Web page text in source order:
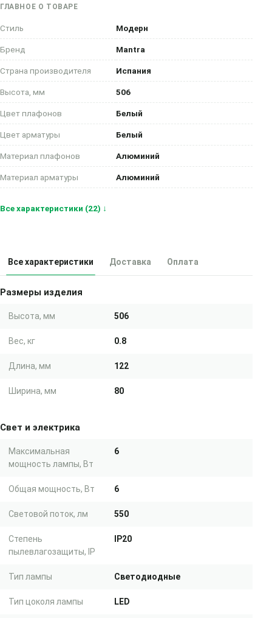
ГЛАВНОЕ О ТОВАРЕ
Стиль Модерн
Бренд Mantra
Страна производителя Испания
Высота, мм 506
Цвет плафонов Белый
Цвет арматуры Белый
Материал плафонов Алюминий
Материал арматуры Алюминий
Все характеристики (22) ↓
Все характеристики Доставка Оплата
Размеры изделия
Высота, мм 506
Вес, кг 0.8
Длина, мм 122
Ширина, мм 80
Свет и электрика
Максимальная
мощность лампы, Вт
6
Общая мощность, Вт 6
Световой поток, лм 550
Степень
пылевлагозащиты, IP
IP20
Тип лампы Светодиодные
Тип цоколя лампы LED